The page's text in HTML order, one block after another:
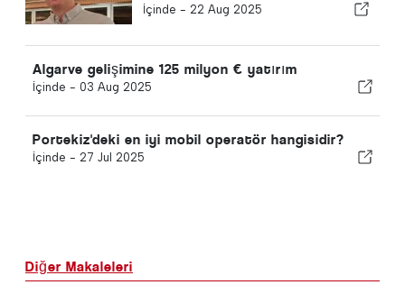
İçinde - 22 Aug 2025
Algarve gelişimine 125 milyon € yatırım
İçinde - 03 Aug 2025
Portekiz'deki en iyi mobil operatör hangisidir?
İçinde - 27 Jul 2025
Diğer Makaleleri